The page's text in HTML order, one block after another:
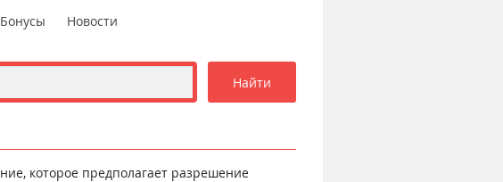
Бонусы Новости
которое предполагает разрешение